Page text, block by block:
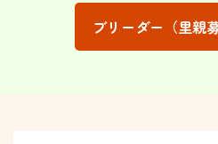
ブリーダー（里